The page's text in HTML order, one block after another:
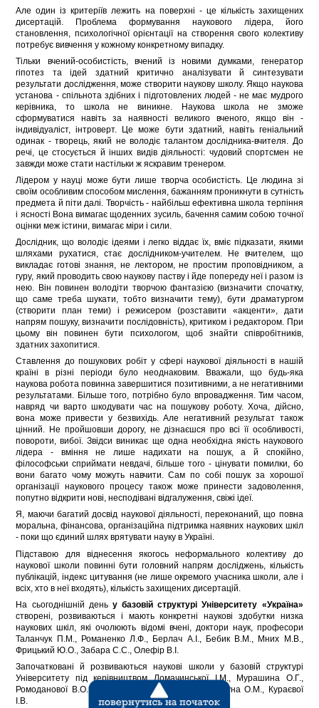
Але один із критеріїв лежить на поверхні - це кількість захищених
дисертацій. Проблема формування наукового лідера, його
становлення, психологічної орієнтації на створення свого колективу
потребує вивчення у кожному конкретному випадку.
Тільки вчений-особистість, вчений із новими думками, генератор
гіпотез та ідей здатний критично аналізувати й синтезувати
результати дослідження, може створити наукову школу. Якщо наукова
установа - спільнота здібних і підготовлених людей - не має мудрого
керівника, то школа не виникне. Наукова школа не зможе
сформуватися навіть за наявності великого вченого, якщо він -
індивідуаліст, інтроверт. Це може бути здатний, навіть геніальний
одинак - творець, який не володіє талантом дослідника-вчителя. До
речі, це стосується й інших видів діяльності: чудовий спортсмен не
завжди може стати настільки ж яскравим тренером.
Лідером у науці може бути лише творча особистість. Це людина зі
своїм особливим способом мислення, бажанням проникнути в сутність
предмета й піти далі. Творчість - найбільш ефективна школа терпіння
і ясності Вона вимагає щоденних зусиль, бачення самим собою точної
оцінки меж істини, вимагає міри і сили.
Дослідник, що володіє ідеями і легко віддає їх, вміє підказати, якими
шляхами рухатися, стає дослідником-учителем. Не вчителем, що
викладає готові знання, не лектором, не простим проповідником, а
гуру, який проводить свою наукову паству і йде попереду неї і разом із
нею. Він повинен володіти творчою фантазією (визначити спочатку,
що саме треба шукати, тобто визначити тему), бути драматургом
(створити план теми) і режисером (розставити «акценти», дати
напрям пошуку, визначити послідовність), критиком і редактором. При
цьому він повинен бути психологом, щоб знайти співробітників,
здатних захопитися.
Ставлення до пошукових робіт у сфері наукової діяльності в нашій
країні в різні періоди було неоднаковим. Вважали, що будь-яка
наукова робота повинна завершитися позитивними, а не негативними
результатами. Більше того, потрібно було впровадження. Тим часом,
навряд чи варто шкодувати час на пошукову роботу. Хоча, дійсно,
вона може привести у безвихідь. Але негативний результат також
цінний. Не пройшовши дорогу, не дізнаєшся про всі її особливості,
повороти, вибої. Звідси виникає ще одна необхідна якість наукового
лідера - вміння не лише надихати на пошук, а й спокійно,
філософськи сприймати невдачі, більше того - цінувати помилки, бо
вони багато чому можуть навчити. Сам по собі пошук за хорошої
організації наукового процесу також може принести задоволення,
попутно відкрити нові, несподівані відгалуження, свіжі ідеї.
Я, маючи багатий досвід наукової діяльності, переконаний, що повна
моральна, фінансова, організаційна підтримка наявних наукових шкіл
- поки що єдиний шлях врятувати науку в Україні.
Підставою для віднесення якогось неформального колективу до
наукової школи повинні бути головний напрям досліджень, кількість
публікацій, індекс цитування (не лише окремого учасника школи, але і
всіх, хто в неї входять), кількість захищених дисертацій.
На сьогоднішній день у базовій структурі Університету «Україна»
створені, розвиваються і мають конкретні наукові здобутки низка
наукових шкіл, які очолюють відомі вчені, доктори наук, професори
Таланчук П.М., Романенко Л.Ф., Берлач А.І., Бебик В.М., Мних М.В.,
Фрицький Ю.О., Забара С.С., Олефір В.І.
Започатковані й розвиваються наукові школи у базовій структурі
Університету під керівництвом Ломачинської І.М., Мурашина О.Г.,
Ромоданової В.О., Антипчук А.Ф., Башкіна І.М., Кокуна О.М., Кураєвої
І.В.